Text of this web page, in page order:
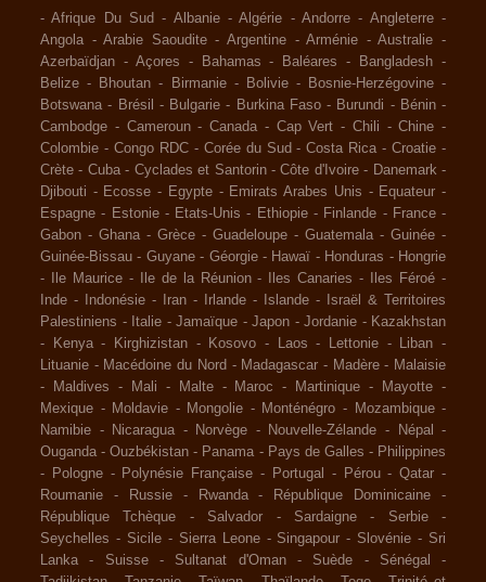
-Afrique Du Sud - Albanie -Algérie -Andorre - Angleterre -
Angola -Arabie Saoudite -Argentine -Arménie -Australie -
Azerbaïdjan - Açores - Bahamas - Baléares - Bangladesh -
Belize - Bhoutan - Birmanie - Bolivie - Bosnie-Herzégovine -
Botswana - Brésil - Bulgarie - Burkina Faso - Burundi - Bénin -
Cambodge - Cameroun - Canada - Cap Vert - Chili -Chine -
Colombie - Congo RDC - Corée du Sud -Costa Rica -Croatie -
Crète - Cuba - Cyclades et Santorin -Côte d'Ivoire - Danemark -
Djibouti - Ecosse - Egypte - Emirats Arabes Unis - Equateur -
Espagne - Estonie - Etats-Unis - Ethiopie - Finlande - France -
Gabon - Ghana - Grèce - Guadeloupe - Guatemala - Guinée -
Guinée-Bissau - Guyane - Géorgie - Hawaï - Honduras - Hongrie
-
Ile Maurice - Ile de la Réunion - Iles Canaries - Iles Féroé -
Inde - Indonésie - Iran - Irlande - Islande -
Israël & Territoires
Palestiniens - Italie - Jamaïque - Japon - Jordanie - Kazakhstan
-
Kenya - Kirghizistan - Kosovo - Laos - Lettonie - Liban -
Lituanie - Macédoine du Nord - Madagascar - Madère - Malaisie
-
Maldives - Mali - Malte - Maroc - Martinique - Mayotte -
Mexique - Moldavie - Mongolie - Monténégro - Mozambique -
Namibie - Nicaragua - Norvège - Nouvelle-Zélande - Népal
-
Ouganda -Ouzbékistan - Panama - Pays de Galles - Philippines
-
Pologne - Polynésie Française - Portugal - Pérou -Qatar -
Roumanie
- Russie - Rwanda - République Dominicaine
-
République Tchèque
- Salvador - Sardaigne - Serbie
-
Seychelles - Sicile - Sierra Leone - Singapour - Slovénie - Sri
Lanka
- Suisse - Sultanat d'Oman - Suède - Sénégal
-